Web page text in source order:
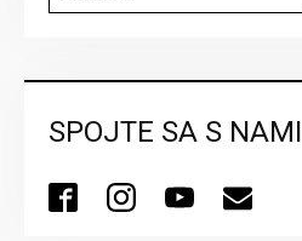
SPOJTE SA S NAMI